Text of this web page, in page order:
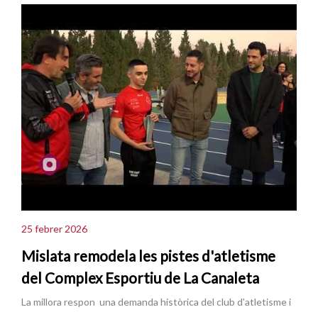
25 febrer 2026
Mislata remodela les pistes d'atletisme
del Complex Esportiu de La Canaleta
La millora respon una demanda històrica del club d'atletisme i